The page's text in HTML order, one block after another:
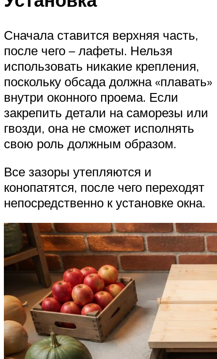
Сначала ставится верхняя часть,
после чего – лафеты. Нельзя
использовать никакие крепления,
поскольку обсада должна «плавать»
внутри оконного проема. Если
закрепить детали на саморезы или
гвозди, она не сможет исполнять
свою роль должным образом.
Все зазоры утепляются и
конопатятся, после чего переходят
непосредственно к установке окна.